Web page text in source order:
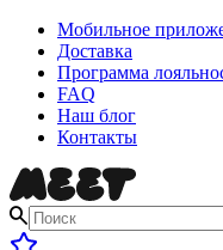
Мобильное
Доставка
Программа
FAQ
Наш блог
Контакты